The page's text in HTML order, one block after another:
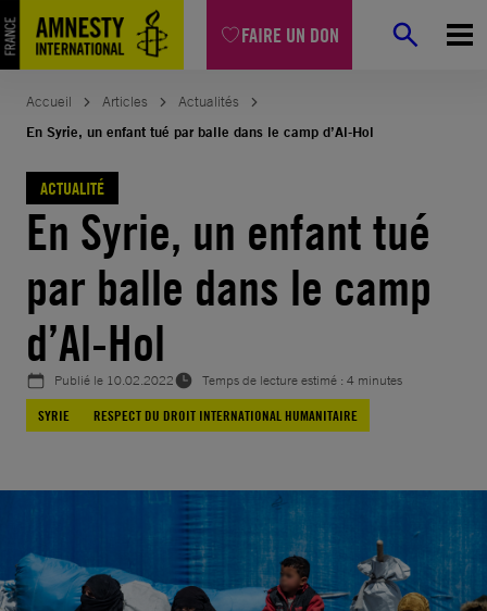
FAIRE UN DON
Aller
au
contenu
Accueil Articles
Actualités
En Syrie, un enfant tué par balle dans le camp d’Al-Hol
ACTUALITÉ
En Syrie, un enfant tué
par balle dans le camp
d’Al-Hol
Publié le 10.02.2022
Temps de lecture estimé : 4 minutes
SYRIE
RESPECT DU DROIT INTERNATIONAL HUMANITAIRE